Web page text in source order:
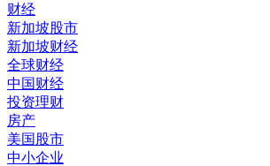
财经
新加坡股市
新加坡财经
全球财经
中国财经
投资理财
房产
美国股市
中小企业